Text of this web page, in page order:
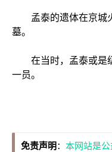
孟泰的遗体在京城
墓。
在当时，孟泰或是级
一员。
免责声明 ： 本网站是